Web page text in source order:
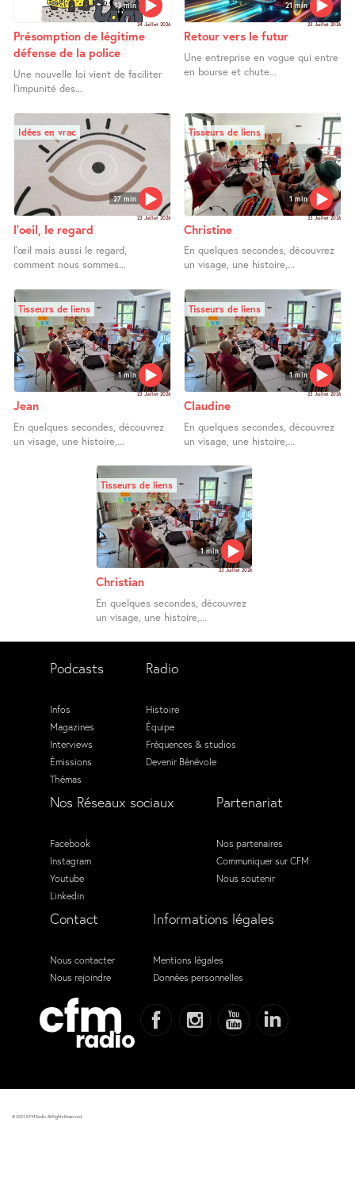
13 min
24 Juillet 2026
Présomption de légitime
défense de la police
Une nouvelle loi vient de faciliter
l’impunité des...
21 min
23 Juillet 2026
Retour vers le futur
Une entreprise en vogue qui entre
en bourse et chute...
27 min
Idées en vrac
23 Juillet 2026
l’oeil, le regard
l’œil mais aussi le regard,
comment nous sommes...
1 min
Tisseurs de liens
23 Juillet 2026
Christine
En quelques secondes, découvrez
un visage, une histoire,...
1 min
Tisseurs de liens
23 Juillet 2026
Jean
En quelques secondes, découvrez
un visage, une histoire,...
1 min
Tisseurs de liens
23 Juillet 2026
Claudine
En quelques secondes, découvrez
un visage, une histoire,...
1 min
Tisseurs de liens
23 Juillet 2026
Christian
En quelques secondes, découvrez
un visage, une histoire,...
Podcasts
Infos
Magazines
Interviews
Émissions
Thémas
Radio
Histoire
Équipe
Fréquences & studios
Devenir Bénévole
Nos Réseaux sociaux
Facebook
Instagram
Youtube
Linkedin
Partenariat
Nos partenaires
Communiquer sur CFM
Nous soutenir
Contact
Nous contacter
Nous rejoindre
Informations légales
Mentions légales
Données personnelles
© 2023 CFM Radio. All Rights Reserved.